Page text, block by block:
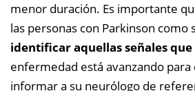
menor duración. Es importante
las personas con Parkinson como
identificar aquellas señales
enfermedad está avanzando para
informar a su neurólogo de